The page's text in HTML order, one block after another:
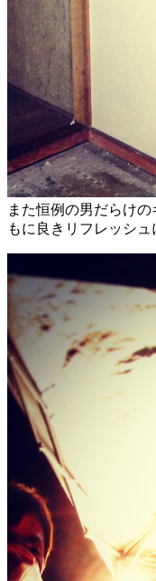
また恒例の男だらけ
もに良きリフレッシュ